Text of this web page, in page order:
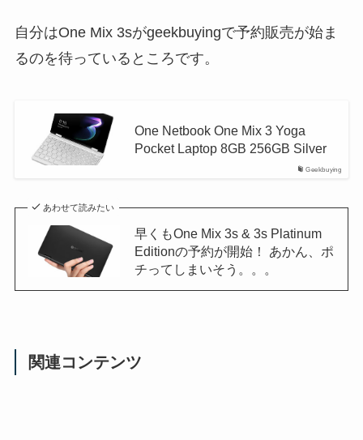
自分はOne Mix 3sがgeekbuyingで予約販売が始ま
るのを待っているところです。
Geekbuying
One Netbook One Mix 3 Yoga
Pocket Laptop 8GB 256GB Silver
あわせて読みたい
早くもOne Mix 3s & 3s Platinum
Editionの予約が開始！ あかん、ポ
チってしまいそう。。。
関連コンテンツ